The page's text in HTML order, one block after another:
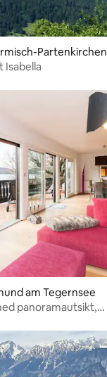
Partenkirchen
Isabella
am Tegernsee
panoramautsikt,